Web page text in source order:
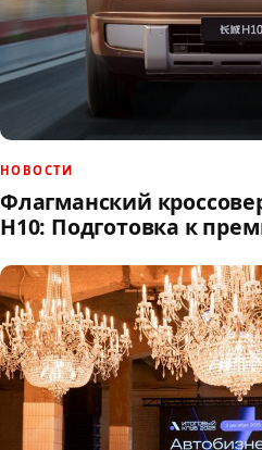
НОВОСТИ
Флагманский
H10: Подготовка к